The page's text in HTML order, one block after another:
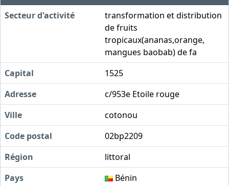
Secteur d'activité
transformation et distribution
de fruits
tropicaux(ananas,orange,
mangues baobab) de fa
Capital
1525
Adresse
c/953e Etoile rouge
Ville
cotonou
Code postal
02bp2209
Région
littoral
Pays
Bénin